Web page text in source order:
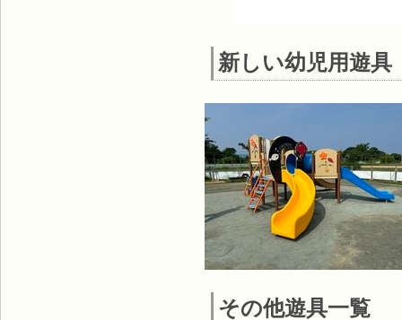
新しい幼児用遊具
その他遊具一覧